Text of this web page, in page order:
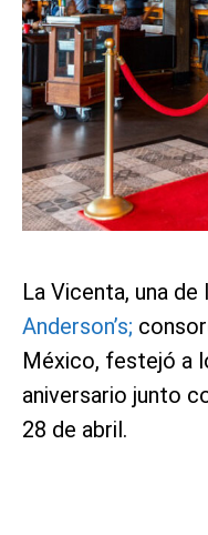
La Vicenta, una
Anderson’s;
México, festejó a
aniversario junto
28 de abril.